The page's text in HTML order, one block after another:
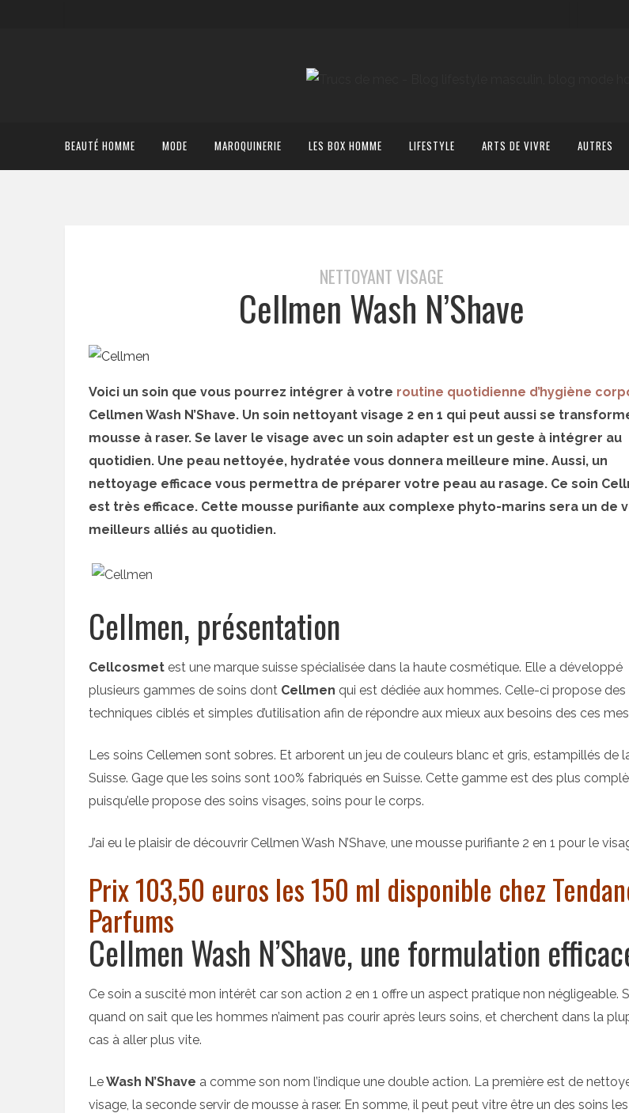
BEAUTÉ HOMME MODE MAROQUINERIE LES BOX HOMME LIFESTYLE ARTS DE VIVRE AUTRES
NETTOYANT VISAGE
Cellmen Wash N’Shave
Voici un soin que vous pourrez intégrer à votre routine quotidienne d’hygiène
Cellmen Wash N’Shave. Un soin nettoyant visage 2 en 1 qui peut aussi se
mousse à raser. Se laver le visage avec un soin adapter est un geste à intégrer au
quotidien. Une peau nettoyée, hydratée vous donnera meilleure mine. Aussi, un
nettoyage efficace vous permettra de préparer votre peau au rasage. Ce soin
est très efficace. Cette mousse purifiante aux complexe phyto-marins sera un de
meilleurs alliés au quotidien.
Cellmen, présentation
Cellcosmet est une marque suisse spécialisée dans la haute cosmétique. Elle a développé
plusieurs gammes de soins dont Cellmen qui est dédiée aux hommes. Celle-ci propose des
techniques ciblés et simples d’utilisation afin de répondre aux mieux aux besoins des ces
Les soins Cellemen sont sobres. Et arborent un jeu de couleurs blanc et gris, estampillés de
Suisse. Gage que les soins sont 100% fabriqués en Suisse. Cette gamme est des plus
puisqu’elle propose des soins visages, soins pour le corps.
J’ai eu le plaisir de découvrir Cellmen Wash N’Shave, une mousse purifiante 2 en 1 pour le
Prix 103,50 euros les 150 ml disponible chez
Parfums
Cellmen Wash N’Shave, une formulation
Ce soin a suscité mon intérêt car son action 2 en 1 offre un aspect pratique non négligeable.
quand on sait que les hommes n’aiment pas courir après leurs soins, et cherchent dans la
cas à aller plus vite.
LeWash N’Shave a comme son nom l’indique une double action. La première est de
visage, la seconde servir de mousse à raser. En somme, il peut peut vitre être un des soins